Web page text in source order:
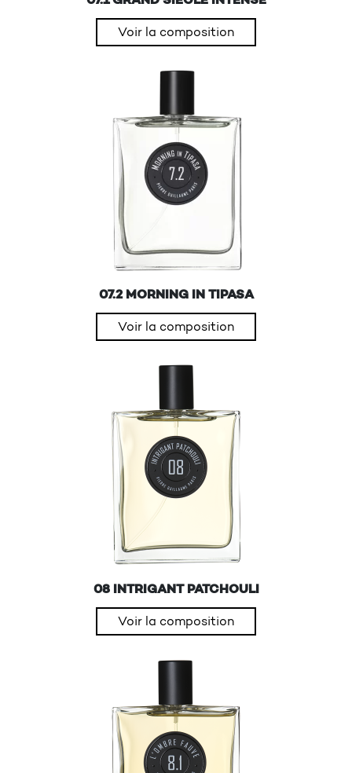
Voir la composition
07.2 MORNING IN TIPASA
Voir la composition
08 INTRIGANT PATCHOULI
Voir la composition